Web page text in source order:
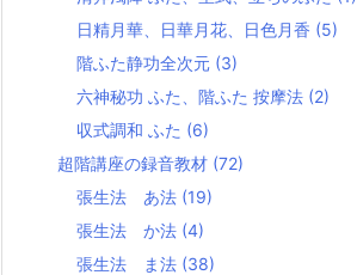
日精月華、日華月花、日色月香 (5)
階ふた静功全次元 (3)
六神秘功 ふた、階ふた 按摩法 (2)
収式調和 ふた (6)
超階講座の録音教材 (72)
張生法 あ法 (19)
張生法 か法 (4)
張生法 ま法 (38)